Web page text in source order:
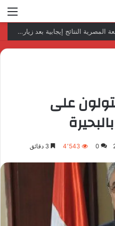
رئيس المكتب التنفيذي للمجلس العربي للاختصاصات الصحية يبحث مع الأمين العام لجامعة الدول العربية تعزيز التعاون لتطوير النظم الصحية العربية
على
0 4٬543